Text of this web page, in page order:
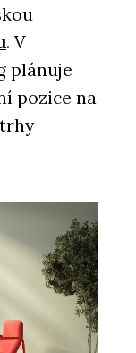
. V
plánuje
pozice na